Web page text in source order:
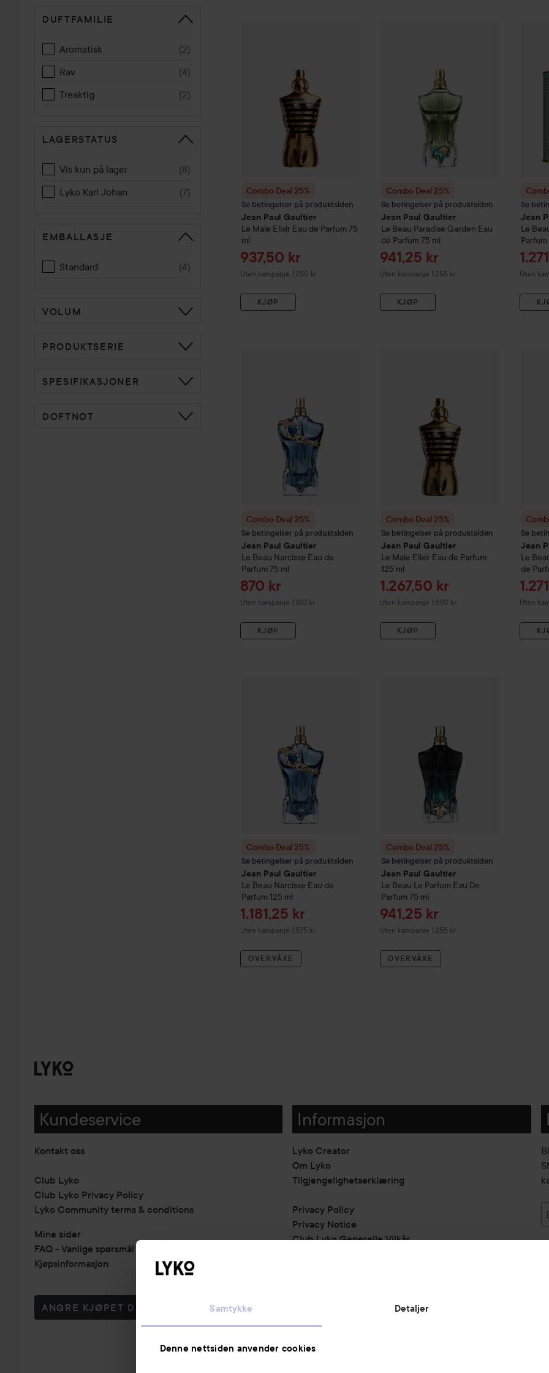
Samtykke Detaljer
Denne nettsiden anvender cookies
GÅ TIL SORTERE
DUFTFAMILIE
Aromatisk (2)
Rav
(4)
Treaktig
(2)
LAGERSTATUS
Vis kun på lager (8)
Lyko Karl Johan
(7)
EMBALLASJE
Standard (4)
VOLUM
PRODUKTSERIE
SPESIFIKASJONER
DOFTNOT
Combo Deal 25%
Se betingelser på produktsiden
Jean Paul Gaultier
Le Male Elixir Eau de Parfum75
ml
Tilbudspris
937,50 kr
Uten kampanje 1.250 kr
KJØP
Combo Deal 25%
Se betingelser på produktsiden
Jean Paul Gaultier
Le Beau Paradise Garden Eau
de Parfum75 ml
Tilbudspris
941,25 kr
Uten kampanje 1.255 kr
KJØP
Se
Jean
Le
Parfum
Uten
Combo Deal 25%
Se betingelser på produktsiden
Jean Paul Gaultier
Le Beau Narcisse Eau de
Parfum75 ml
Tilbudspris
870 kr
Uten kampanje 1.160 kr
KJØP
Combo Deal 25%
Se betingelser på produktsiden
Jean Paul Gaultier
Le Male Elixir Eau de Parfum
125 ml
Tilbudspris
1.267,50 kr
Uten kampanje 1.690 kr
KJØP
Se
Jean
Le
de
Uten
Combo Deal 25%
Se betingelser på produktsiden
Jean Paul Gaultier
Le Beau Narcisse Eau de
Parfum 125 ml
Tilbudspris
1.181,25 kr
Uten kampanje 1.575 kr
OVERVÅKE
Combo Deal 25%
Se betingelser på produktsiden
Jean Paul Gaultier
Le Beau Le Parfum Eau De
Parfum75 ml
Tilbudspris
941,25 kr
Uten kampanje 1.255 kr
OVERVÅKE
Kundeservice
Kontakt oss
Club Lyko
Club Lyko Privacy Policy
Lyko Community terms & conditions
Mine sider
FAQ - Vanlige spørsmål & svar
Kjøpsinformasjon
ANGRE KJØPET DITT
Informasjon
Lyko Creator
Om Lyko
Tilgjengelighetserklæring
Privacy Policy
Privacy Notice
Club Lyko Generelle Vilkår
Rabattkoder
Helthjem